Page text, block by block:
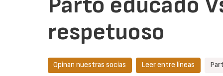
respetuoso
Opinan nuestras socias Leer entre líneas